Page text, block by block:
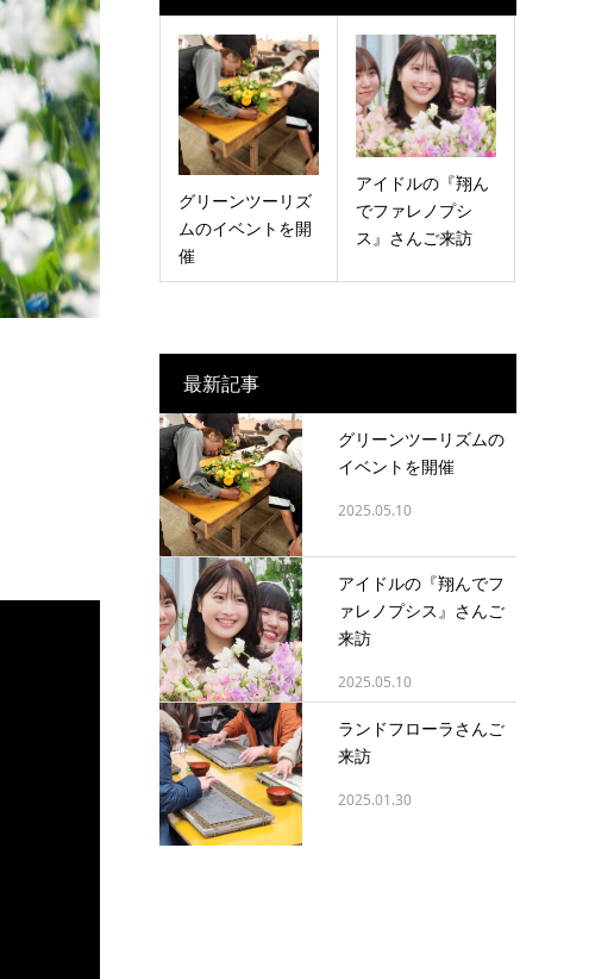
グリーンツーリズ
ムのイベントを開
催
アイドルの『翔ん
でファレノプシ
ス』さんご来訪
最新記事
グリーンツーリズムの
イベントを開催
2025.05.10
アイドルの『翔んでフ
ァレノプシス』さんご
来訪
2025.05.10
ランドフローラさんご
来訪
2025.01.30